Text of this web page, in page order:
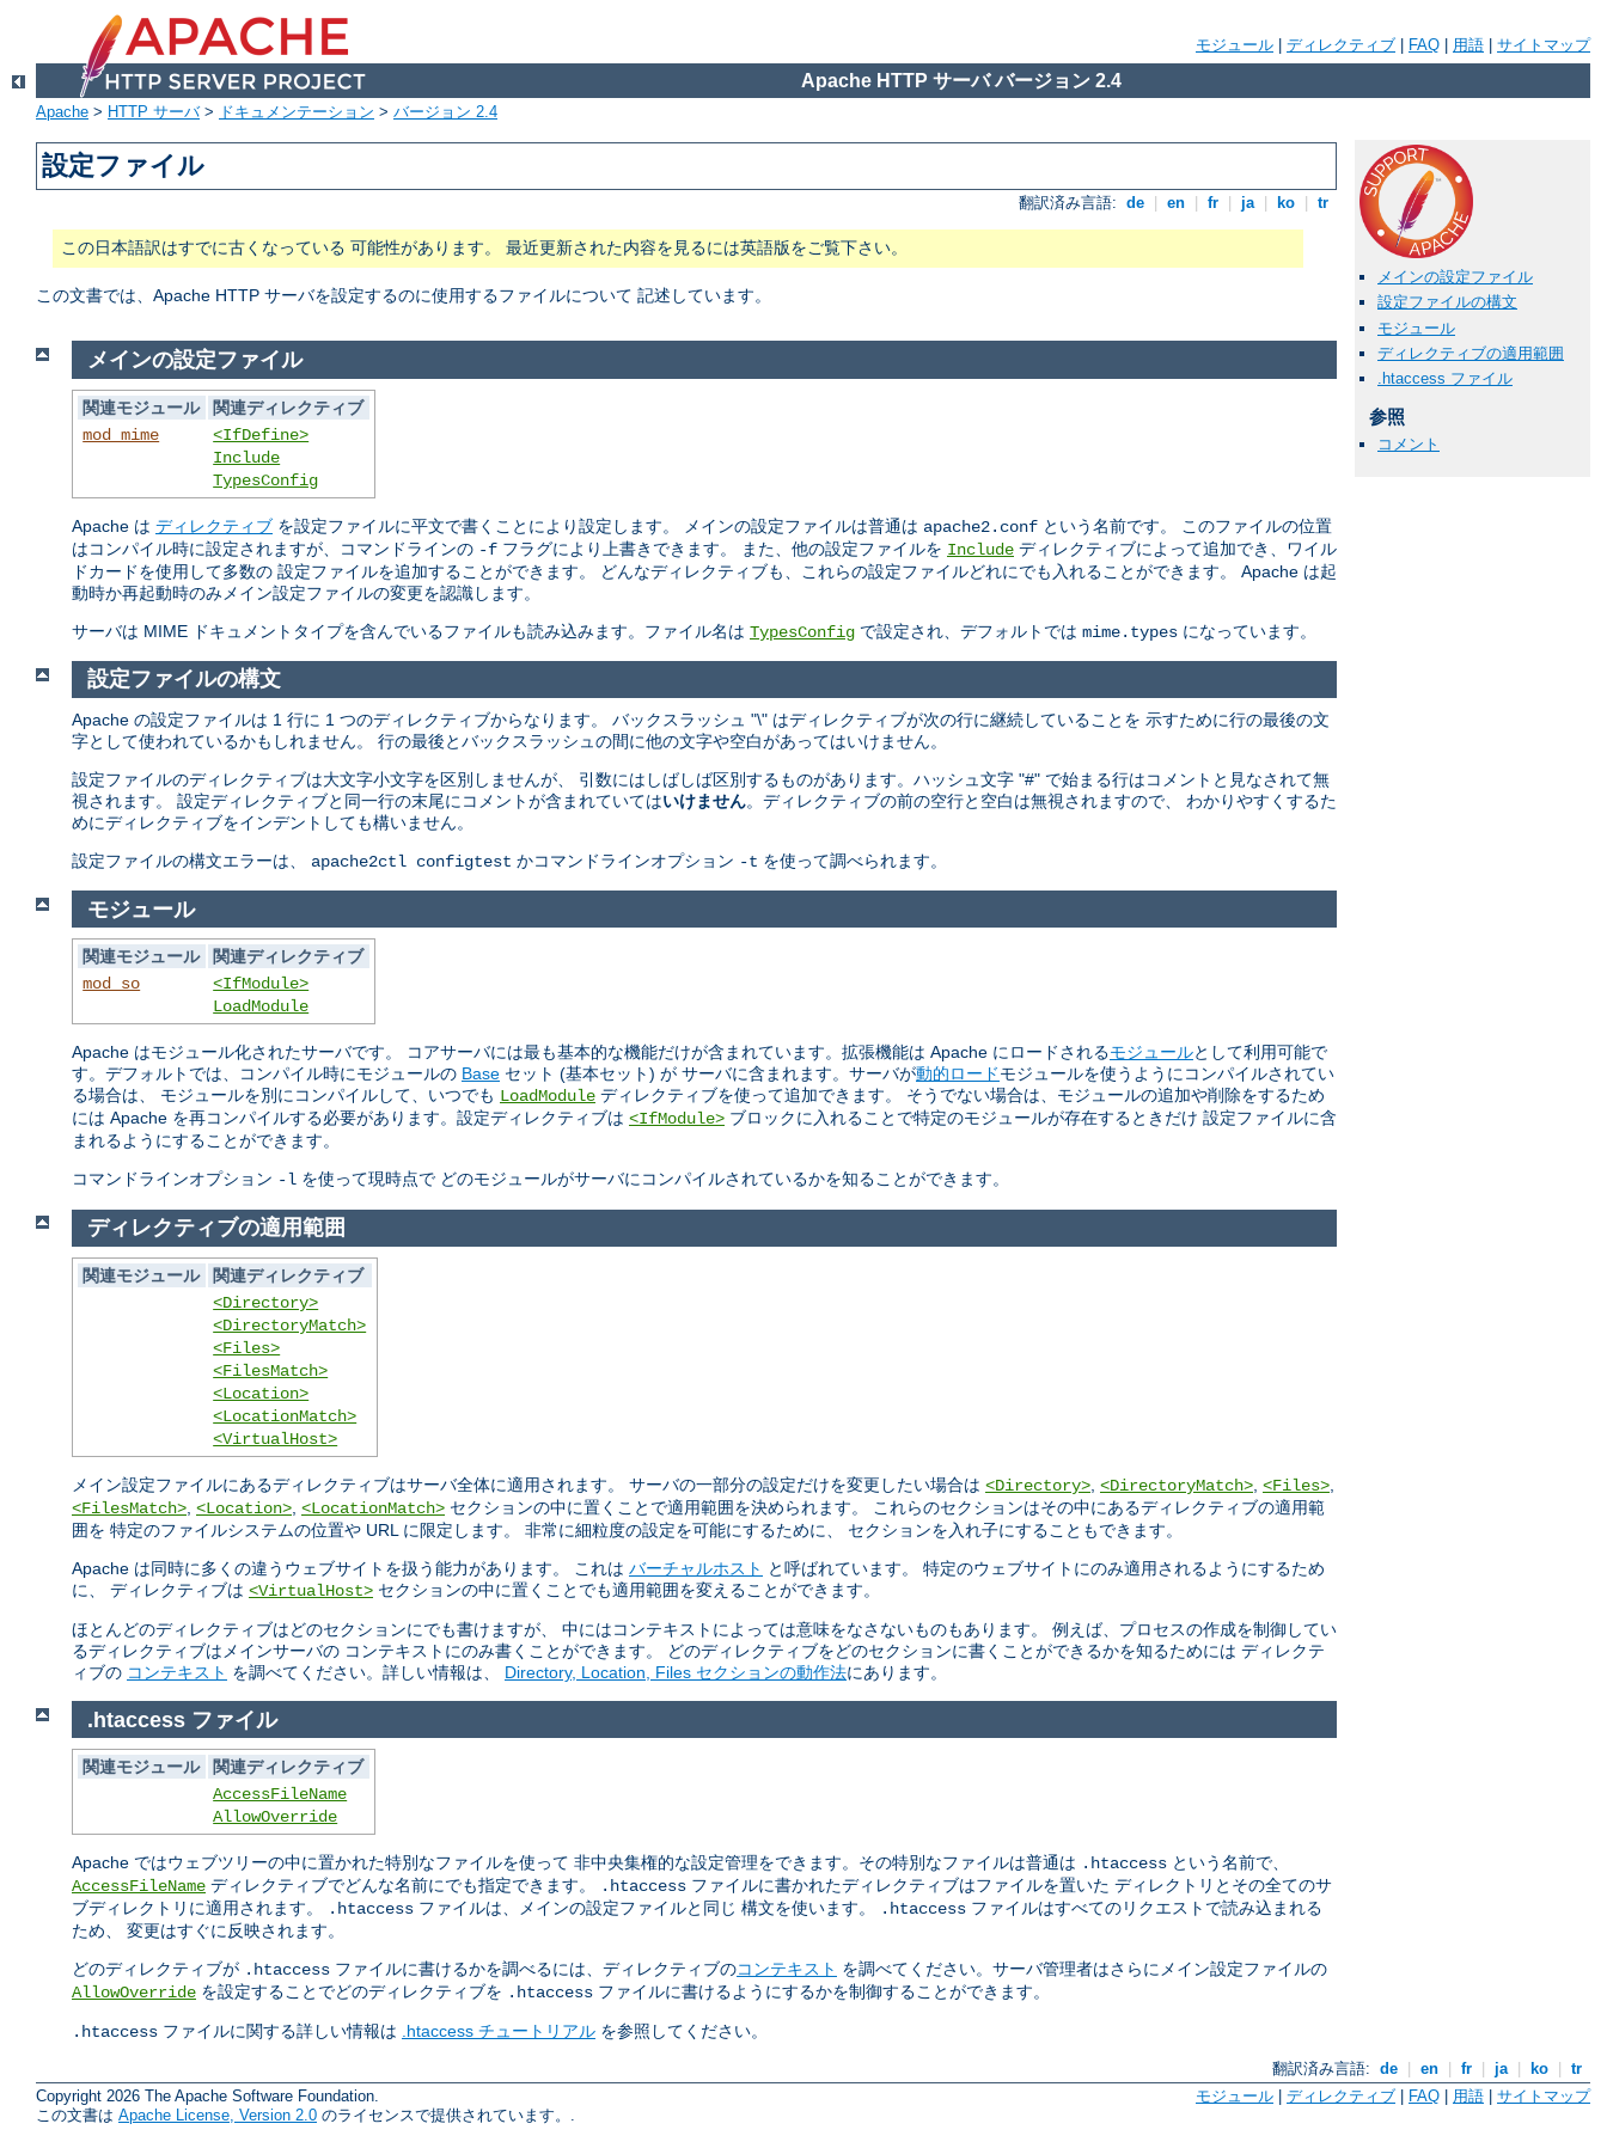
モジュール ディレクティブ FAQ 用語 サイトマップ
Apache HTTP サーバ バージョン 2.4
Apache > HTTP サーバ> ドキュメンテーション > バージョン 2.4
設定ファイル
翻訳済み言語: de en fr ja ko tr
この日本語訳はすでに古くなっている 可能性があります。 最近更新された内容を見るには英語版をご覧下さい。
この文書では、Apache HTTP サーバを設定するのに使用するファイルについて 記述しています。
メインの設定ファイル
設定ファイルの構文
モジュール
ディレクティブの適用範囲
.htaccess ファイル
参照
コメント
メインの設定ファイル
関連モジュール
関連ディレクティブ
mod_mime
<IfDefine>
Include
TypesConfig
Apache は ディレクティブ を設定ファイルに平文で書くことにより設定します。 メインの設定ファイルは普通は apache2.conf という名前です。 このファイルの位置
はコンパイル時に設定されますが、コマンドラインの -f フラグにより上書きできます。 また、他の設定ファイルを Include ディレクティブによって追加でき、ワイル
ドカードを使用して多数の 設定ファイルを追加することができます。 どんなディレクティブも、これらの設定ファイルどれにでも入れることができます。 Apache は起
動時か再起動時のみメイン設定ファイルの変更を認識します。
サーバは MIME ドキュメントタイプを含んでいるファイルも読み込みます。ファイル名は TypesConfig で設定され、デフォルトでは mime.types になっています。
設定ファイルの構文
Apache の設定ファイルは 1 行に 1 つのディレクティブからなります。 バックスラッシュ "\" はディレクティブが次の行に継続していることを 示すために行の最後の文
字として使われているかもしれません。 行の最後とバックスラッシュの間に他の文字や空白があってはいけません。
設定ファイルのディレクティブは大文字小文字を区別しませんが、 引数にはしばしば区別するものがあります。ハッシュ文字 "#" で始まる行はコメントと見なされて無
視されます。 設定ディレクティブと同一行の末尾にコメントが含まれていてはいけません。ディレクティブの前の空行と空白は無視されますので、 わかりやすくするた
めにディレクティブをインデントしても構いません。
設定ファイルの構文エラーは、 apache2ctl configtest かコマンドラインオプション -t を使って調べられます。
モジュール
関連モジュール
関連ディレクティブ
mod_so
<IfModule>
LoadModule
Apache はモジュール化されたサーバです。 コアサーバには最も基本的な機能だけが含まれています。拡張機能は Apache にロードされるモジュールとして利用可能で
す。デフォルトでは、コンパイル時にモジュールの Base セット (基本セット) が サーバに含まれます。サーバが動的ロードモジュールを使うようにコンパイルされてい
る場合は、 モジュールを別にコンパイルして、いつでも LoadModule ディレクティブを使って追加できます。 そうでない場合は、モジュールの追加や削除をするため
には Apache を再コンパイルする必要があります。設定ディレクティブは <IfModule> ブロックに入れることで特定のモジュールが存在するときだけ 設定ファイルに含
まれるようにすることができます。
コマンドラインオプション -l を使って現時点で どのモジュールがサーバにコンパイルされているかを知ることができます。
ディレクティブの適用範囲
関連モジュール
関連ディレクティブ
<Directory>
<DirectoryMatch>
<Files>
<FilesMatch>
<Location>
<LocationMatch>
<VirtualHost>
メイン設定ファイルにあるディレクティブはサーバ全体に適用されます。 サーバの一部分の設定だけを変更したい場合は <Directory> <DirectoryMatch> <Files>
<FilesMatch> <Location> <LocationMatch> セクションの中に置くことで適用範囲を決められます。 これらのセクションはその中にあるディレクティブの適用範
囲を 特定のファイルシステムの位置や URL に限定します。 非常に細粒度の設定を可能にするために、 セクションを入れ子にすることもできます。
Apache は同時に多くの違うウェブサイトを扱う能力があります。 これは バーチャルホスト と呼ばれています。 特定のウェブサイトにのみ適用されるようにするため
に、 ディレクティブは <VirtualHost> セクションの中に置くことでも適用範囲を変えることができます。
ほとんどのディレクティブはどのセクションにでも書けますが、 中にはコンテキストによっては意味をなさないものもあります。 例えば、プロセスの作成を制御してい
るディレクティブはメインサーバの コンテキストにのみ書くことができます。 どのディレクティブをどのセクションに書くことができるかを知るためには ディレクテ
ィブの コンテキスト を調べてください。詳しい情報は、 Directory, Location, Files セクションの動作法にあります。
.htaccess ファイル
関連モジュール
関連ディレクティブ
AccessFileName
AllowOverride
Apache ではウェブツリーの中に置かれた特別なファイルを使って 非中央集権的な設定管理をできます。その特別なファイルは普通は .htaccess という名前で、
AccessFileName ディレクティブでどんな名前にでも指定できます。 .htaccess ファイルに書かれたディレクティブはファイルを置いた ディレクトリとその全てのサ
ブディレクトリに適用されます。
.htaccess ファイルは、メインの設定ファイルと同じ 構文を使います。 .htaccess ファイルはすべてのリクエストで読み込まれる
ため、 変更はすぐに反映されます。
どのディレクティブが .htaccess ファイルに書けるかを調べるには、ディレクティブのコンテキスト を調べてください。サーバ管理者はさらにメイン設定ファイルの
AllowOverride を設定することでどのディレクティブを .htaccess ファイルに書けるようにするかを制御することができます。
.htaccess ファイルに関する詳しい情報は .htaccess チュートリアル を参照してください。
翻訳済み言語: de en fr ja ko
tr
Copyright 2026 The Apache Software Foundation.
この文書は Apache License, Version 2.0 のライセンスで提供されています。.
モジュール | ディレクティブ | FAQ | 用語 | サイトマップ